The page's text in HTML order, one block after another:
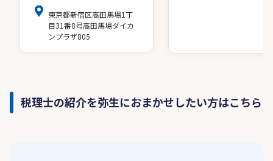
東京都新宿区高田馬場1丁
目31番8号高田馬場ダイカ
ンプラザ805
税理士の紹介を弥生におまかせしたい方はこちら